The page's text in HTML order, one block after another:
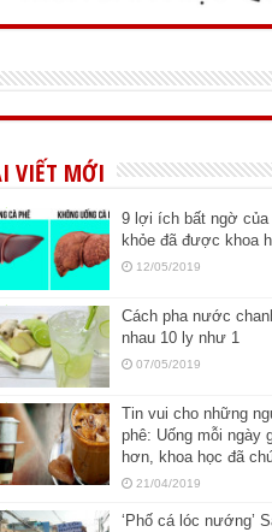
VIẾT MỚI
9 lợi ích bất ngờ
khỏe đã được khoa
12/05/2019
Cách pha nước
nhau 10 ly như 1
07/05/2019
Tin vui cho những
phê: Uống mỗi ngày
hơn, khoa học đã
21/04/2019
‘Phố cá lóc nướng’